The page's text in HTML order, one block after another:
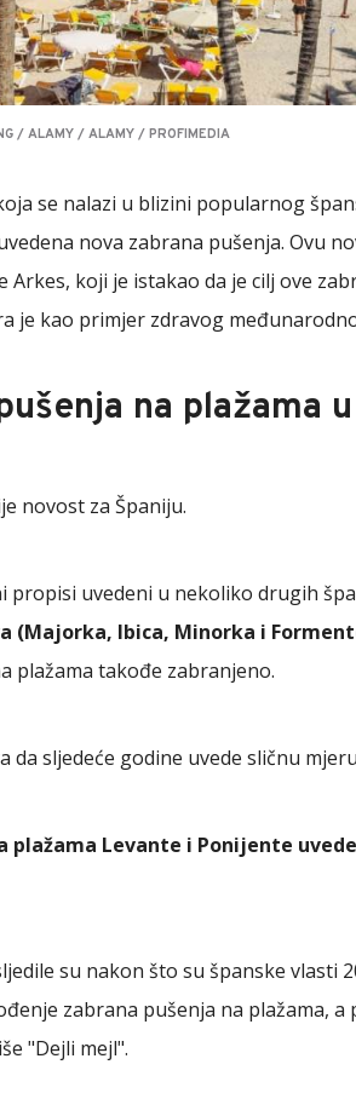
/ ALAMY / ALAMY / PROFIMEDIA
se nalazi u blizini popularnog
nova zabrana pušenja. Ovu
Arkes, koji je istakao da je cilj ove
je kao primjer zdravog
na plažama
novost za Španiju.
propisi uvedeni u nekoliko drugih
(Majorka, Ibica, Minorka i
plažama takođe zabranjeno.
da sljedeće godine uvede sličnu
plažama Levante i Ponijente
su nakon što su španske vlasti
zabrana pušenja na plažama,
"Dejli mejl".